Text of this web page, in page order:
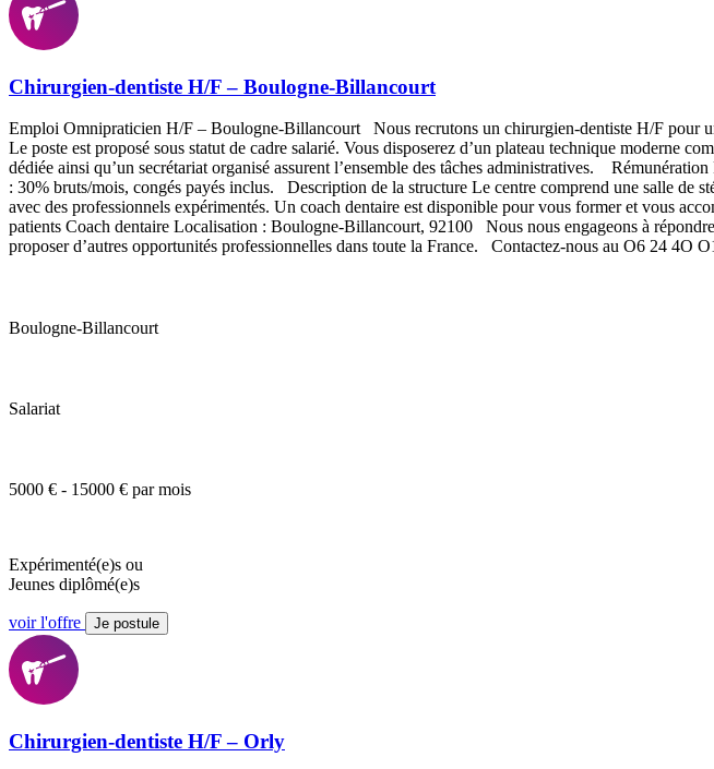
Chirurgien-dentiste H/F – Boulogne-Billancourt
Emploi Omnipraticien H/F – Boulogne-Billancourt Nous recrutons un chirurgien-dentiste H/F pour
Le poste est proposé sous statut de cadre salarié. Vous disposerez d’un plateau technique moderne
dédiée ainsi qu’un secrétariat organisé assurent l’ensemble des tâches administratives.
: 30% bruts/mois, congés payés inclus. Description de la structure Le centre comprend une salle de
avec des professionnels expérimentés. Un coach dentaire est disponible pour vous former et vous
patients Coach dentaire Localisation : Boulogne-Billancourt, 92100 Nous nous engageons à
proposer d’autres opportunités professionnelles dans toute la France. Contactez-nous au O6 24 4O
Boulogne-Billancourt
Salariat
5000 € - 15000 € par mois
Expérimenté(e)s ou
Jeunes diplômé(e)s
voir l'offre Je postule
Chirurgien-dentiste H/F – Orly